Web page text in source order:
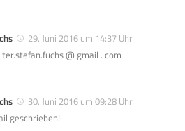
29. Juni 2016 um 14:37 Uhr
@ gmail . com
30. Juni 2016 um 09:28 Uhr
geschrieben!